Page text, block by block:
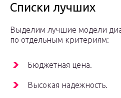
Списки лучших
Выделим лучшие модели
по отдельным критериям:
Бюджетная цена.
Высокая надежность.